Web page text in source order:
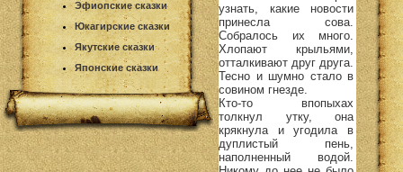
Эфиопские сказки
Юкагирские сказки
Якутские сказки
Японские сказки
узнать, какие новости
принесла сова.
Собралось их много.
Хлопают крыльями,
отталкивают друг друга.
Тесно и шумно стало в
совином гнезде.
Кто-то впопыхах
толкнул утку, она
крякнула и угодила в
дуплистый пень,
наполненный водой.